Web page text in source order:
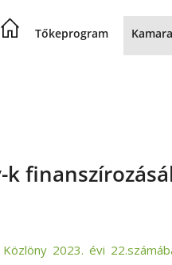
Tőkeprogram
k
2023. évi